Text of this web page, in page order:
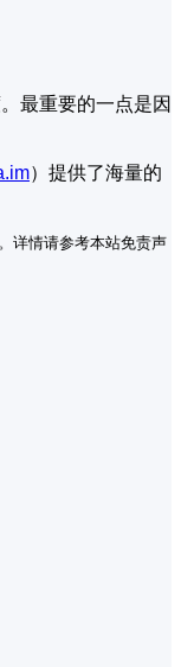
最重要的一点是因
）提供了海量的
详情请参考本站免责声